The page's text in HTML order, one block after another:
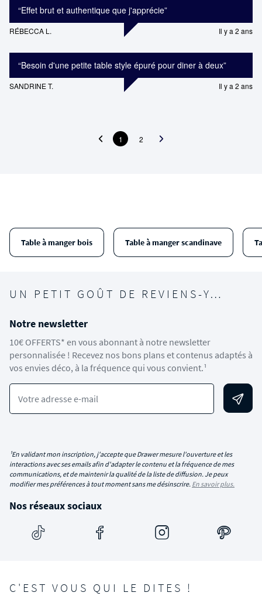
“Effet brut et authentique que j'apprécie”
RÉBECCA L. Il y a 2 ans
“Besoin d'une petite table style épuré pour diner à deux”
SANDRINE T. Il y a 2 ans
1 2
Table à manger bois Table à manger scandinave
UN PETIT GOÛT DE REVIENS-Y…
Notre newsletter
10€ OFFERTS* en vous abonnant à notre newsletter
personnalisée ! Recevez nos bons plans et contenus adaptés à
vos envies déco, à la fréquence qui vous convient.¹
Votre adresse e-mail
¹En validant mon inscription, j'accepte que Drawer mesure l'ouverture et les
interactions avec ses emails afin d'adapter le contenu et la fréquence de mes
communications, et de maintenir la qualité de la liste de diffusion. Je peux
modifier mes préférences à tout moment sans me désinscrire. En savoir plus.
Nos réseaux sociaux
C'EST VOUS QUI LE DITES !